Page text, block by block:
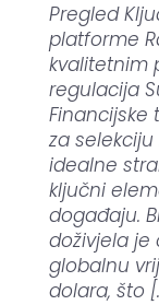
Pregled
platforme
kvalitetnim
regulacija
Financijske
za
idealne
ključni
događaju.
doživjela je
globalnu
dolara, što